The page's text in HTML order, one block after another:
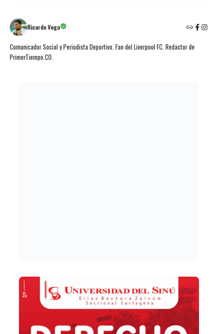
Ricardo Vega
Comunicador Social y Periodista Deportivo. Fan del Liverpool FC. Redactor de
PrimerTiempo.CO.